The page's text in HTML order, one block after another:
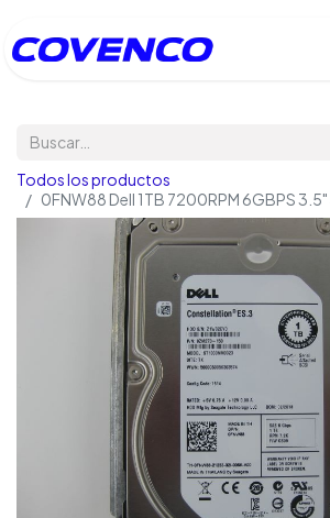
Todos los productos
0FNW88 Dell 1TB 7200RPM 6GBPS 3.5"